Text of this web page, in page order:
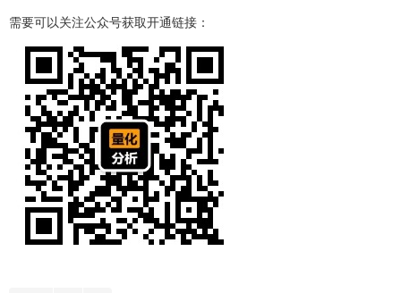
需要可以关注公众号获取开通链接：